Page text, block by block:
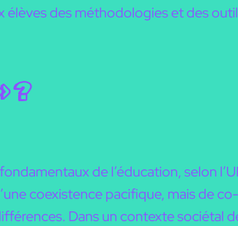
des méthodologies et des
?
de l’éducation, selon
coexistence pacifique, mais de
Dans un contexte sociétal